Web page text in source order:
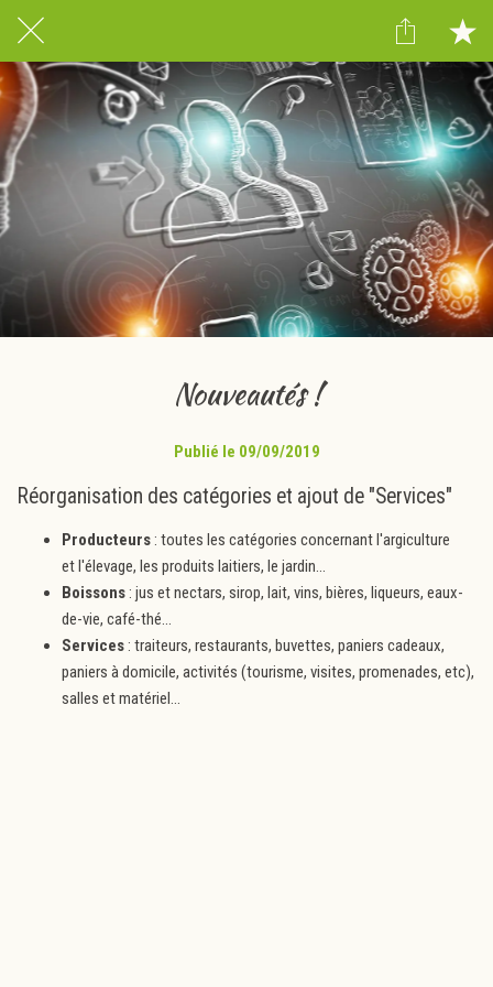
Nouveautés !
Publié le 09/09/2019
Réorganisation des catégories et ajout de "Services"
Producteurs : toutes les catégories concernant l'argiculture
et l'élevage, les produits laitiers, le jardin...
Boissons : jus et nectars, sirop, lait, vins, bières, liqueurs, eaux-
de-vie, café-thé...
Services : traiteurs, restaurants, buvettes, paniers cadeaux,
paniers à domicile, activités (tourisme, visites, promenades, etc),
salles et matériel...